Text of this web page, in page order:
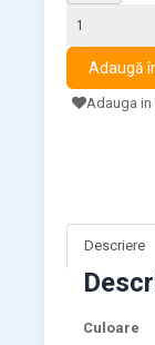
Adauga
Descriere
Culoare